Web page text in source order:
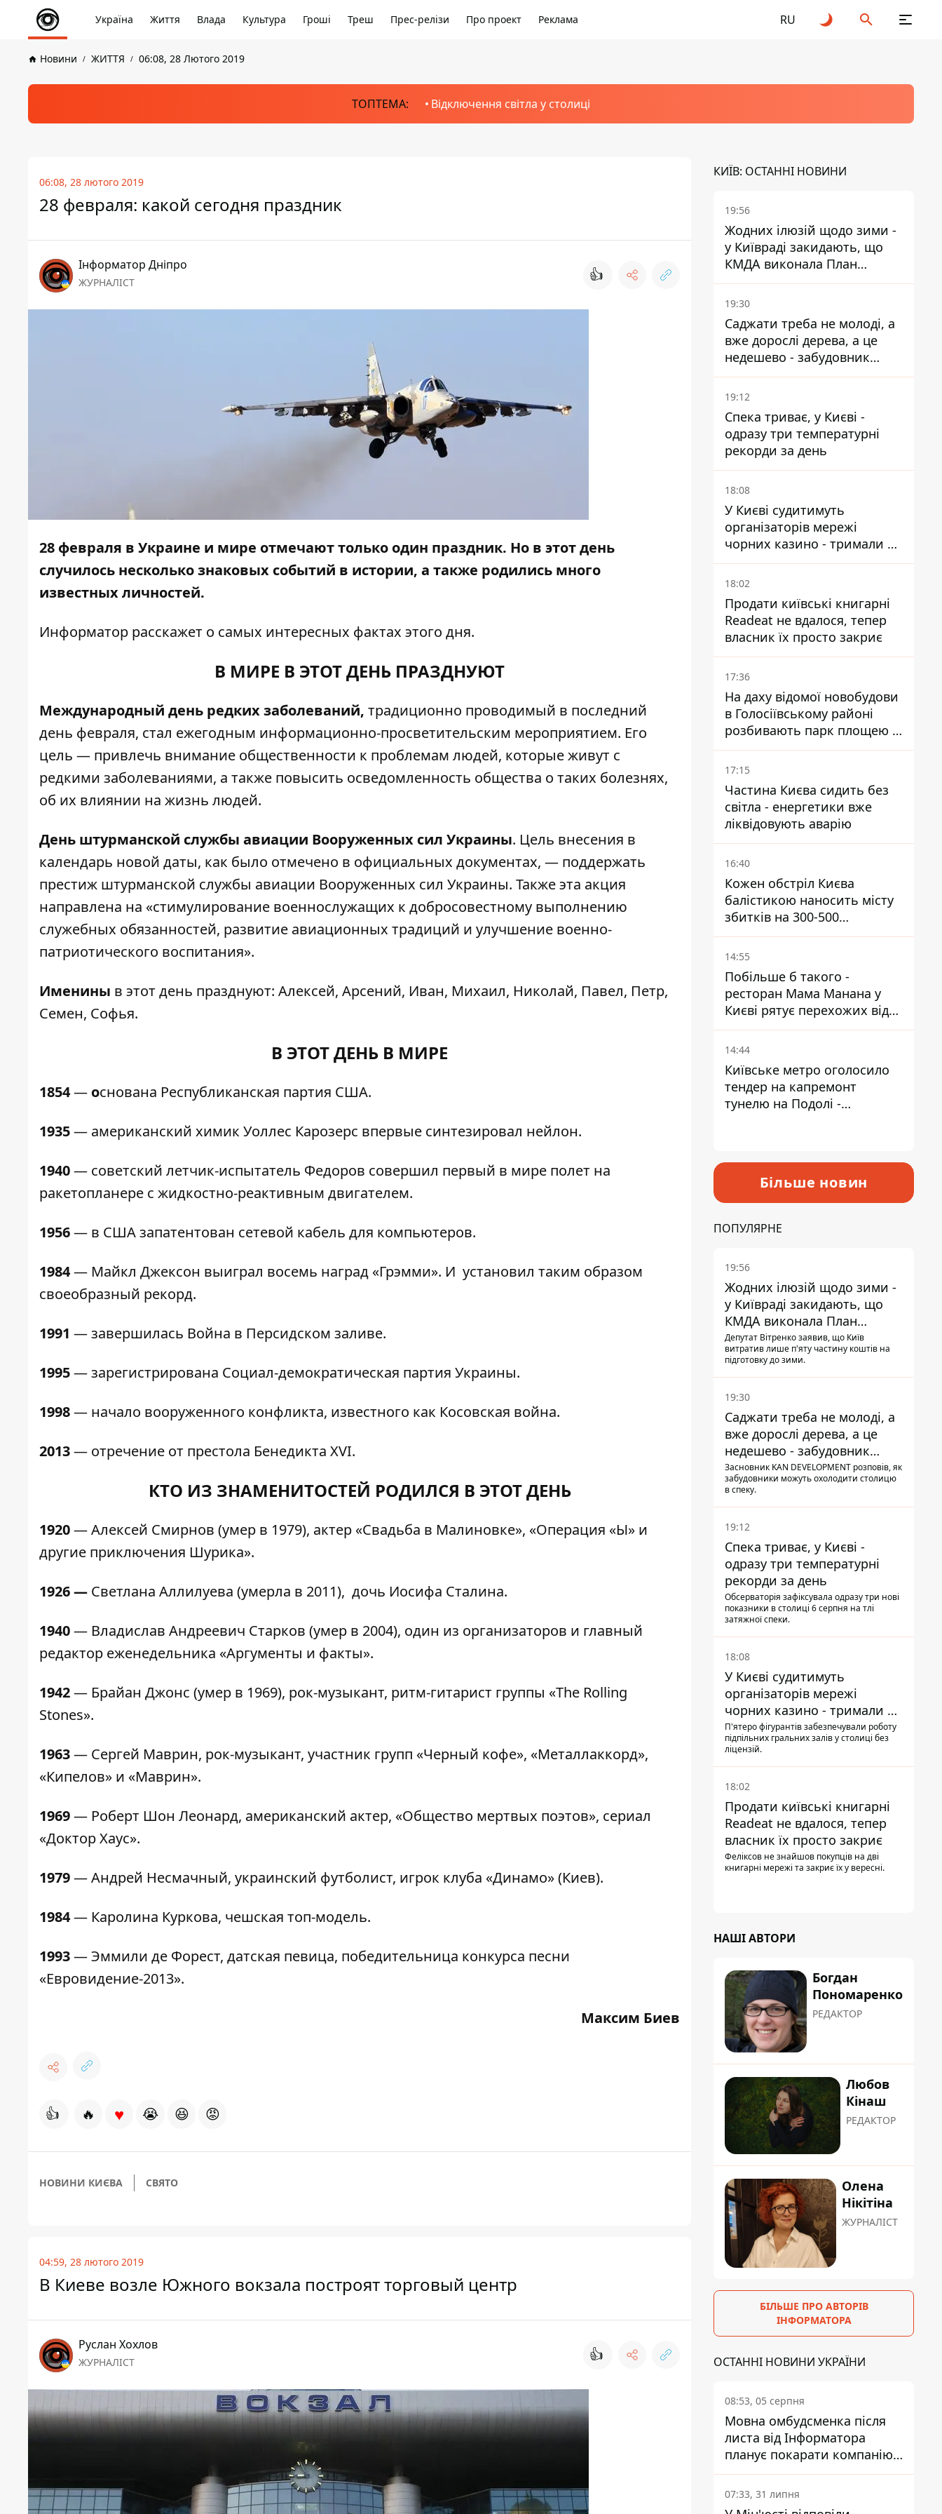
Україна Життя Влада Культура Гроші Треш Прес-релізи Про проект Реклама RU
Новини ЖИТТЯ 06:08, 28 Лютого 2019
ТОПТЕМА: Відключення світла у столиці
06:08, 28 лютого 2019
28 февраля: какой сегодня праздник
Інформатор Дніпро
ЖУРНАЛІСТ 👍
28 февраля в Украине и мире отмечают только один праздник. Но в этот день
случилось несколько знаковых событий в истории, а также родились много
известных личностей.
Информатор расскажет о самых интересных фактах этого дня.
В МИРЕ В ЭТОТ ДЕНЬ ПРАЗДНУЮТ
Международный день редких заболеваний, традиционно проводимый в последний
день февраля, стал ежегодным информационно-просветительским мероприятием. Его
цель — привлечь внимание общественности к проблемам людей, которые живут с
редкими заболеваниями, а также повысить осведомленность общества о таких болезнях,
об их влиянии на жизнь людей.
День штурманской службы авиации Вооруженных сил Украины. Цель внесения в
календарь новой даты, как было отмечено в официальных документах, — поддержать
престиж штурманской службы авиации Вооруженных сил Украины. Также эта акция
направлена на «стимулирование военнослужащих к добросовестному выполнению
служебных обязанностей, развитие авиационных традиций и улучшение военно-
патриотического воспитания».
Именины в этот день празднуют: Алексей, Арсений, Иван, Михаил, Николай, Павел, Петр,
Семен, Софья.
В ЭТОТ ДЕНЬ В МИРЕ
1854— основана Республиканская партия США.
1935— американский химик Уоллес Карозерс впервые синтезировал нейлон.
1940— советский летчик-испытатель Федоров совершил первый в мире полет на
ракетопланере с жидкостно-реактивным двигателем.
1956— в США запатентован сетевой кабель для компьютеров.
1984— Майкл Джексон выиграл восемь наград «Грэмми». И установил таким образом
своеобразный рекорд.
1991 — завершилась Война в Персидском заливе.
1995— зарегистрирована Социал-демократическая партия Украины.
1998— начало вооруженного конфликта, известного как Косовская война.
2013— отречение от престола Бенедикта XVI.
КТО ИЗ ЗНАМЕНИТОСТЕЙ РОДИЛСЯ В ЭТОТ ДЕНЬ
1920—Алексей Смирнов (умер в 1979), актер «Свадьба в Малиновке», «Операция «Ы» и
другие приключения Шурика».
1926 — Светлана Аллилуева (умерла в 2011), дочь Иосифа Сталина.
1940— Владислав Андреевич Старков (умер в 2004), один из организаторов и главный
редактор еженедельника «Аргументы и факты».
1942— Брайан Джонс (умер в 1969), рок-музыкант, ритм-гитарист группы «The Rolling
Stones».
1963— Сергей Маврин, рок-музыкант, участник групп «Черный кофе», «Металлаккорд»,
«Кипелов» и «Маврин».
1969— Роберт Шон Леонард, американский актер, «Общество мертвых поэтов», сериал
«Доктор Хаус».
1979— Андрей Несмачный, украинский футболист, игрок клуба «Динамо» (Киев).
1984— Каролина Куркова, чешская топ-модель.
1993— Эммили де Форест, датская певица, победительница конкурса песни
«Евровидение-2013».
Максим Биев
👍 🔥 ♥ 😭 😆 😡
НОВИНИ КИЄВА СВЯТО
04:59, 28 лютого 2019
В Киеве возле Южного вокзала построят торговый центр
Руслан Хохлов
ЖУРНАЛІСТ 👍
КИЇВ: ОСТАННІ НОВИНИ
19:56
Жодних ілюзій щодо зими -
у Київраді закидають, що
КМДА виконала План
стійкості на 20%
19:30
Саджати треба не молоді, а
вже дорослі дерева, а це
недешево - забудовник
Ніконов
19:12
Спека триває, у Києві -
одразу три температурні
рекорди за день
18:08
У Києві судитимуть
організаторів мережі
чорних казино - тримали 39
закладів
18:02
Продати київські книгарні
Readeat не вдалося, тепер
власник їх просто закриє
17:36
На даху відомої новобудови
в Голосіївському районі
розбивають парк площею в
гектар
17:15
Частина Києва сидить без
світла - енергетики вже
ліквідовують аварію
16:40
Кожен обстріл Києва
балістикою наносить місту
збитків на 300-500
мільйонів - Петро
Пантелеєв
14:55
Побільше б такого -
ресторан Мама Манана у
Києві рятує перехожих від
спеки
14:44
Київське метро оголосило
тендер на капремонт
тунелю на Подолі -
Більше новин
ПОПУЛЯРНЕ
19:56
Жодних ілюзій щодо зими -
у Київраді закидають, що
КМДА виконала План
стійкості на 20%
Депутат Вітренко заявив, що Київ
витратив лише п'яту частину коштів на
підготовку до зими.
19:30
Саджати треба не молоді, а
вже дорослі дерева, а це
недешево - забудовник
Ніконов
Засновник KAN DEVELOPMENT розповів, як
забудовники можуть охолодити столицю
в спеку.
19:12
Спека триває, у Києві -
одразу три температурні
рекорди за день
Обсерваторія зафіксувала одразу три нові
показники в столиці 6 серпня на тлі
затяжної спеки.
18:08
У Києві судитимуть
організаторів мережі
чорних казино - тримали 39
закладів
П'ятеро фігурантів забезпечували роботу
підпільних гральних залів у столиці без
ліцензій.
18:02
Продати київські книгарні
Readeat не вдалося, тепер
власник їх просто закриє
Феліксов не знайшов покупців на дві
книгарні мережі та закриє їх у вересні.
НАШІ АВТОРИ
Богдан
Пономаренко
РЕДАКТОР
Любов
Кінаш
РЕДАКТОР
Олена
Нікітіна
ЖУРНАЛІСТ
БІЛЬШЕ ПРО АВТОРІВ
ІНФОРМАТОРА
ОСТАННІ НОВИНИ УКРАЇНИ
08:53, 05 серпня
Мовна омбудсменка після
листа від Інформатора
планує покарати компанію-
підрядника ПриватБанку
07:33, 31 липня